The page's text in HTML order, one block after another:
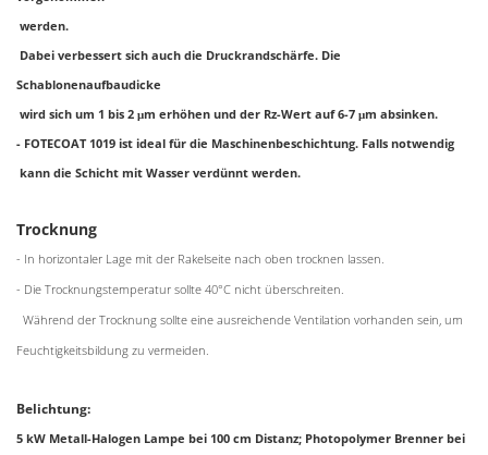
werden.
Dabei verbessert sich auch die Druckrandschärfe. Die
Schablonenaufbaudicke
wird sich um 1 bis 2 μm erhöhen und der Rz-Wert auf 6-7 μm absinken.
- FOTECOAT 1019 ist ideal für die Maschinenbeschichtung. Falls notwendig
kann die Schicht mit Wasser verdünnt werden.
Trocknung
- In horizontaler Lage mit der Rakelseite nach oben trocknen lassen.
- Die Trocknungstemperatur sollte 40°C nicht überschreiten.
Während der Trocknung sollte eine ausreichende Ventilation vorhanden sein, um
Feuchtigkeitsbildung zu vermeiden.
Belichtung:
5 kW Metall-Halogen Lampe bei 100 cm Distanz; Photopolymer Brenner bei